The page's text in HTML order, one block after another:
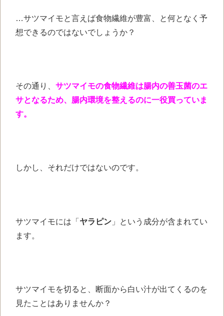
…サツマイモと言えば食物繊維が豊富、と何となく予
想できるのではないでしょうか？
その通り、 サツマイモの食物繊維は腸内の善玉菌のエ
サとなるため、腸内環境を整えるのに一役買っていま
す。
しかし、それだけではないのです。
サツマイモには「 ヤラピン 」という成分が含まれてい
ます。
サツマイモを切ると、断面から白い汁が出てくるのを
見たことはありませんか？